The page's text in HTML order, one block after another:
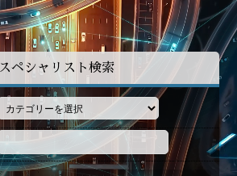
スペシャリスト検索